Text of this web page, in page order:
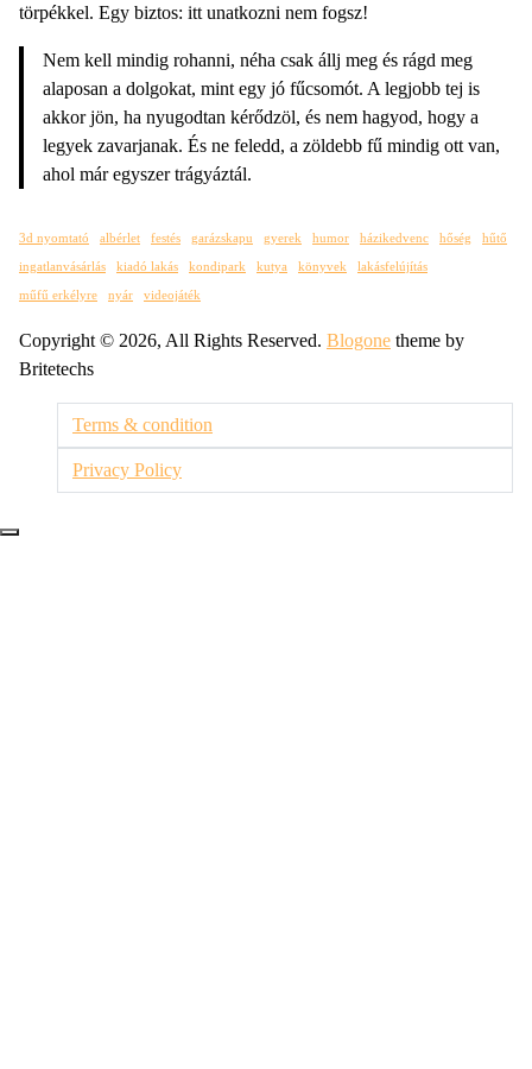
törpékkel. Egy biztos: itt unatkozni nem fogsz!
Nem kell mindig rohanni, néha csak állj meg és rágd meg
alaposan a dolgokat, mint egy jó fűcsomót. A legjobb tej is
akkor jön, ha nyugodtan kérődzöl, és nem hagyod, hogy a
legyek zavarjanak. És ne feledd, a zöldebb fű mindig ott van,
ahol már egyszer trágyáztál.
3d nyomtató albérlet festés garázskapu gyerek humor házikedvenc hőség hűtő
ingatlanvásárlás kiadó lakás kondipark kutya könyvek lakásfelújítás
műfű erkélyre nyár videojáték
Copyright © 2026, All Rights Reserved. Blogone theme by
Britetechs
Terms & condition
Privacy Policy